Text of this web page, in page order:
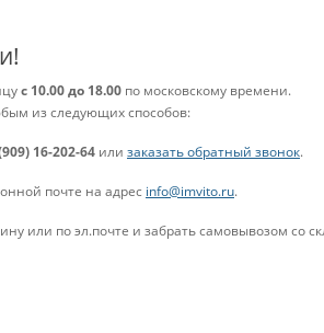
с 10.00 до 18.00 по московскому времени.
из следующих способов:
16-202-64 или заказать обратный звонок.
почте на адрес info@imvito.ru.
или по эл.почте и забрать самовывозом со